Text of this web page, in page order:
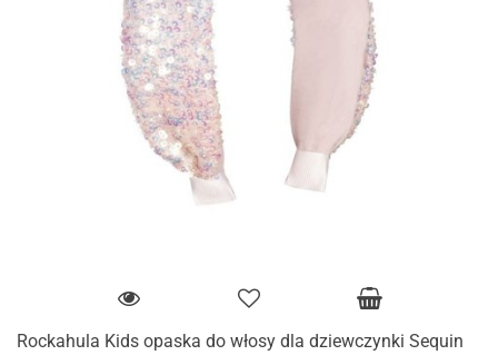
Rockahula Kids opaska do włosy dla dziewczynki Sequin